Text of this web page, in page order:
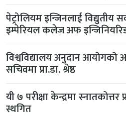
पेट्रोलियम इन्जिनलाई विद्युतीय
इम्पेरियल कलेज अफ
विश्वविद्यालय अनुदान आयोगको
सचिवमा प्रा.डा. श्रेष्ठ
यी ७ परीक्षा केन्द्रमा
स्थगित